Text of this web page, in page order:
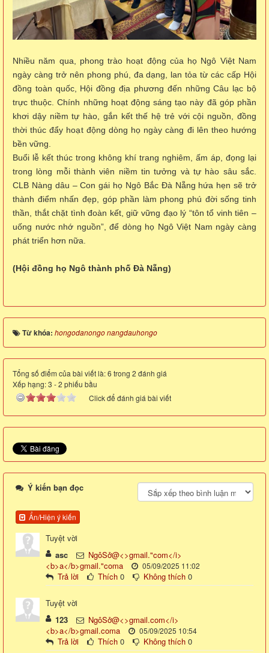
Nhiều năm qua, phong trào hoạt động của họ Ngô Việt Nam
ngày càng trở nên phong phú, đa dạng, lan tỏa từ các cấp Hội
đồng toàn quốc, Hội đồng địa phương đến những Câu lạc bộ
trực thuộc. Chính những hoạt động sáng tạo này đã góp phần
khơi dậy niềm tự hào, gắn kết thế hệ trẻ với cội nguồn, đồng
thời thúc đẩy hoạt động dòng họ ngày càng đi lên theo hướng
bền vững.
Buổi lễ kết thúc trong không khí trang nghiêm, ấm áp, đọng lại
trong lòng mỗi thành viên niềm tin tưởng và tự hào sâu sắc.
CLB Nàng dâu – Con gái họ Ngô Bắc Đà Nẵng hứa hẹn sẽ trở
thành điểm nhấn đẹp, góp phần làm phong phú đời sống tinh
thần, thắt chặt tình đoàn kết, giữ vững đạo lý “tôn tổ vinh tiên –
uống nước nhớ nguồn”, để dòng họ Ngô Việt Nam ngày càng
phát triển hơn nữa.
(Hội đồng họ Ngô thành phố Đà Nẵng)
Từ khóa: hongodanongo nangdauhongo
Tổng số điểm của bài viết là: 6 trong 2 đánh giá
Xếp hạng:3 -2 phiếu bầu
Click để đánh giá bài viết
Ý kiến bạn đọc
Ẩn/Hiện ý kiến
Tuyệt vời
asc
NgôSở@<>gmail."com</i>
<b>a</b>gmail."coma
05/09/2025 11:02
Trả lời Thích 0 Không thích 0
Tuyệt vời
123
NgôSở@<>gmail.com</i>
<b>a</b>gmail.coma
05/09/2025 10:54
Trả lời Thích 0 Không thích 0